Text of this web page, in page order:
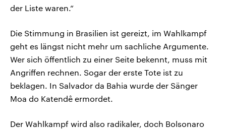
der Liste waren.“
Die Stimmung in Brasilien ist gereizt, im Wahlkampf
geht es längst nicht mehr um sachliche Argumente.
Wer sich öffentlich zu einer Seite bekennt, muss mit
Angriffen rechnen. Sogar der erste Tote ist zu
beklagen. In Salvador da Bahia wurde der Sänger
Moa do Katendê ermordet.
Der Wahlkampf wird also radikaler, doch Bolsonaro